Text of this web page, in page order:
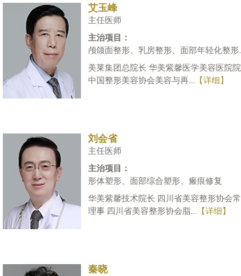
艾玉峰
主任医师
主治项目：
颅颌面整形、乳房整形、面部年轻化整形
美莱集团总院长 华美紫馨医学美容医院
中国整形美容协会美容与再... 【详细】
刘会省
主任医师
主治项目：
形体塑形、面部综合塑形、瘢痕修复
华美紫馨技术院长 四川省美容整形协会
理事 四川省美容整形协会脂... 【详细】
秦晓